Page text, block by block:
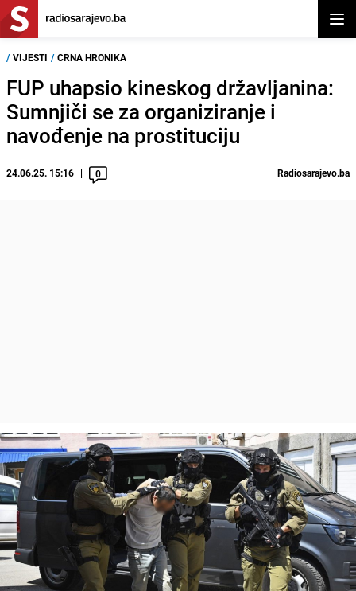
/ VIJESTI / CRNA HRONIKA
FUP uhapsio kineskog državljanina:
Sumnjiči se za organiziranje i
navođenje na prostituciju
24.06.25. 15:16 0 Radiosarajevo.ba